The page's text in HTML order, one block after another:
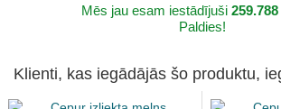
Mēs jau esam iestādījuši 259.788
Paldies!
Klienti, kas iegādājās šo produktu,